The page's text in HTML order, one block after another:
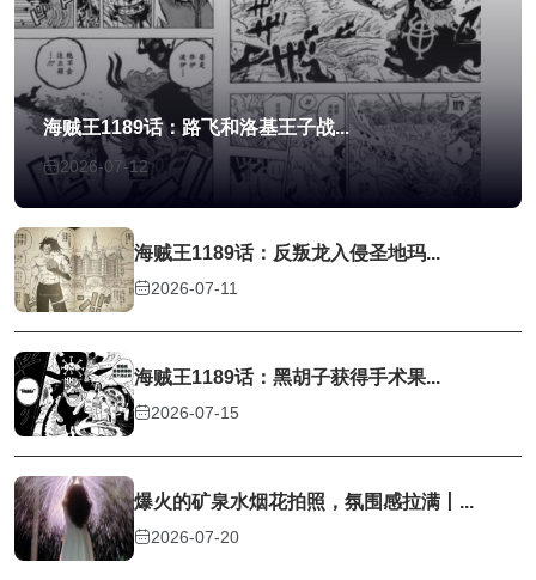
海贼王1189话：路飞和洛基王子战...
2026-07-12
海贼王1189话：反叛龙入侵圣地玛...
2026-07-11
海贼王1189话：黑胡子获得手术果...
2026-07-15
爆火的矿泉水烟花拍照，氛围感拉满丨...
2026-07-20